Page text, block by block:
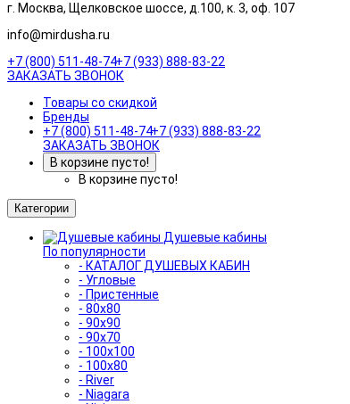
г. Москва, Щелковское шоссе, д.100, к. 3, оф. 107
info@mirdusha.ru
+7 (800) 511-48-74+7 (933) 888-83-22
ЗАКАЗАТЬ ЗВОНОК
Товары со скидкой
Бренды
+7 (800) 511-48-74+7 (933) 888-83-22
ЗАКАЗАТЬ ЗВОНОК
В корзине пусто!
В корзине пусто!
Категории
Душевые кабины
По популярности
- КАТАЛОГ ДУШЕВЫХ КАБИН
- Угловые
- Пристенные
- 80x80
- 90x90
- 90x70
- 100x100
- 100x80
- River
- Niagara